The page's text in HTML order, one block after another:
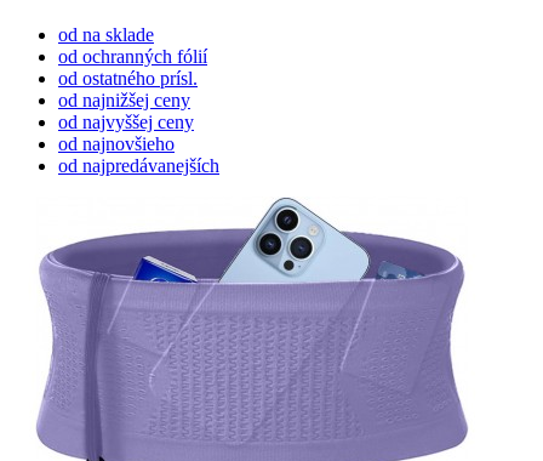
od na sklade
od ochranných fólií
od ostatného prísl.
od najnižšej ceny
od najvyššej ceny
od najnovšieho
od najpredávanejších